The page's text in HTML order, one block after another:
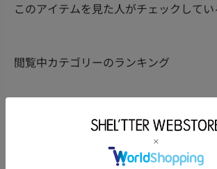
このアイテムを見た人がチェックして
閲覧中カテゴリーのランキング